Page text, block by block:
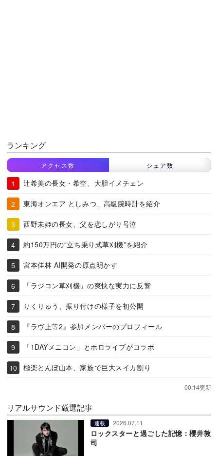
ランキング
アクセス数 シェア数
辻希美の長女・希空、大胆イメチェン
東海オンエア としみつ、高級腕時計を紹介
西野未姫の長女、父を恋しがり号泣
約150万円の“立ち乗り式草刈機”を紹介
宮本佳林 AI開発の原点明かす
「ラジコン草刈機」の爽快な実力に反響
りくりゅう、振り付けの様子を初公開
『ラヴ上等2』参加メンバーのプロフィール
「1DAYメニコン」とホロライブがコラボ
極楽とんぼ山本、家族で巨大スイカ割り
00:14更新
リアルサウンド厳選記事
連載 2026.07.11
ロックスターと過ごした記憶：櫻井敦
司